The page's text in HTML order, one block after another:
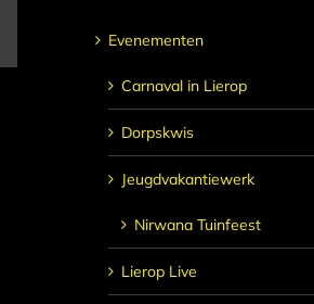
Evenementen
Carnaval in Lierop
Dorpskwis
Jeugdvakantiewerk
Nirwana Tuinfeest
Lierop Live